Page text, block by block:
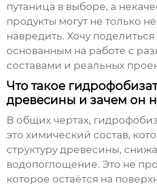
путаница в выборе, а
продукты могут не только
навредить. Хочу
основанным на работе с
составами и реальных
Что такое
древесины и зачем он
В общих чертах,
это химический состав,
структуру древесины,
водопоглощение. Это не
которое остаётся на